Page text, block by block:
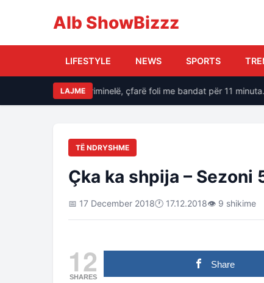
Alb ShowBizzz
LIFESTYLE NEWS SPORTS
LAJME
dëshmitarët me kriminelë, çfarë foli me bandat për 11 minuta…
TË NDRYSHME
Çka ka shpija – Sezoni
📅 17 December 2018🕐 17.12.2018👁 9 shikime
12
SHARES
Share